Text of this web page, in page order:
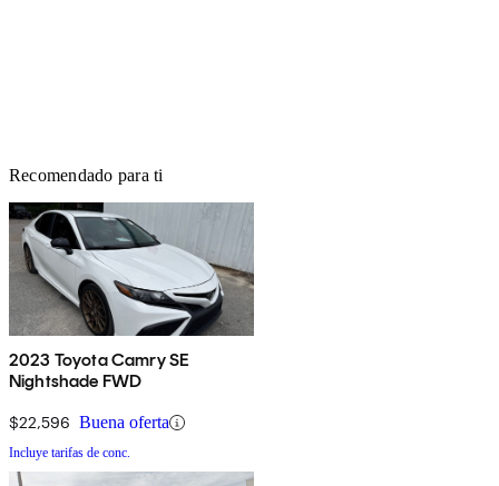
Recomendado para ti
2023 Toyota Camry SE
Nightshade FWD
$22,596 Buena oferta
Incluye tarifas de conc.